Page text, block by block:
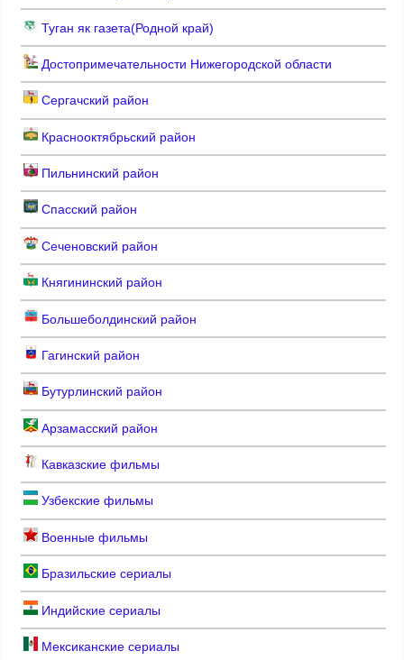
Туган як газета(Родной край)
Достопримечательности Нижегородской области
Сергачский район
Краснооктябрьский район
Пильнинский район
Спасский район
Сеченовский район
Княгининский район
Большеболдинский район
Гагинский район
Бутурлинский район
Арзамасский район
Кавказские фильмы
Узбекские фильмы
Военные фильмы
Бразильские сериалы
Индийские сериалы
Мексиканские сериалы